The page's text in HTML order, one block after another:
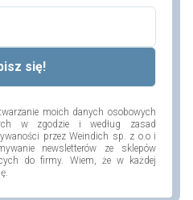
moich danych osobowych
w zgodzie i według zasad
przez Weindich sp. z o.o i
newsletterów ze sklepów
do firmy. Wiem, że w każdej